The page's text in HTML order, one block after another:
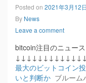
Posted on 2021年3月12日
By News
Leave a comment
bitcoin注目のニュース
最大のビットコイン
いと判断か ブルーム